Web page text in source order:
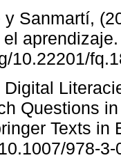
y Sanmartí,
el
10.22201/
Questions
Texts in
978-